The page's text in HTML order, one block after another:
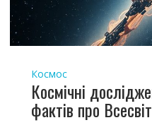
Космос
Космічні
фактів про Всесвіт